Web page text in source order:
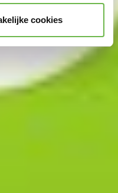
cookies